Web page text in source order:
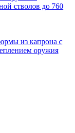
стволов до 760
из капрона с
оружия